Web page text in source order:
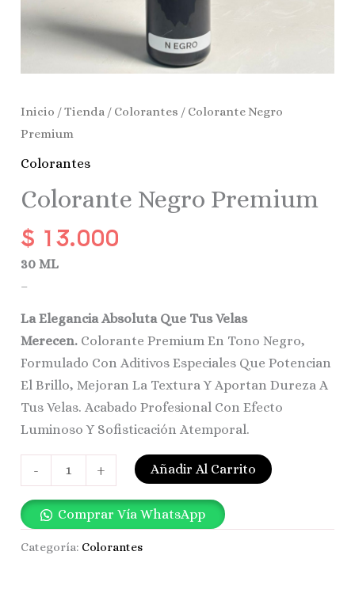
Inicio /Tienda / Colorantes / Colorante Negro
Premium
Colorantes
Colorante Negro Premium
$ 13.000
30 ML
–
La Elegancia Absoluta Que Tus Velas
Merecen. Colorante Premium En Tono Negro,
Formulado Con Aditivos Especiales Que Potencian
El Brillo, Mejoran La Textura Y Aportan Dureza A
Tus Velas. Acabado Profesional Con Efecto
Luminoso Y Sofisticación Atemporal.
- + Añadir Al Carrito
Comprar Vía WhatsApp
Categoría: Colorantes